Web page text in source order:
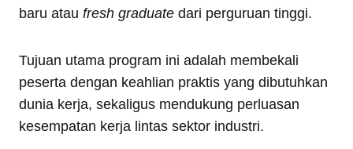
baru atau fresh graduate dari perguruan tinggi.
Tujuan utama program ini adalah membekali
peserta dengan keahlian praktis yang dibutuhkan
dunia kerja, sekaligus mendukung perluasan
kesempatan kerja lintas sektor industri.